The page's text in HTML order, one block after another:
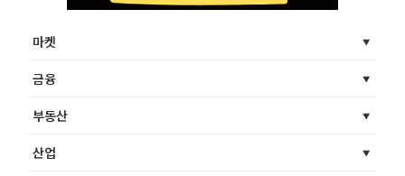
마켓
금융
부동산
산업